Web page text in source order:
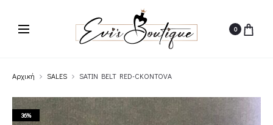
0
Αρχική SALES SATIN BELT RED-CKONTOVA
36%